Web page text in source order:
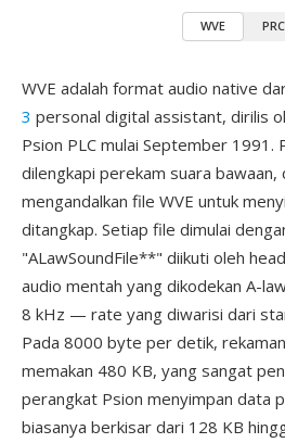
WVE PRC
WVE adalah format audio native
3 personal digital assistant, dirilis
Psion PLC mulai September 1991.
dilengkapi perekam suara
mengandalkan file WVE untuk
ditangkap. Setiap file dimulai
"ALawSoundFile**" diikuti oleh
audio mentah yang dikodekan A-
8 kHz — rate yang diwarisi dari
Pada 8000 byte per detik,
memakan 480 KB, yang sangat
perangkat Psion menyimpan data
biasanya berkisar dari 128 KB